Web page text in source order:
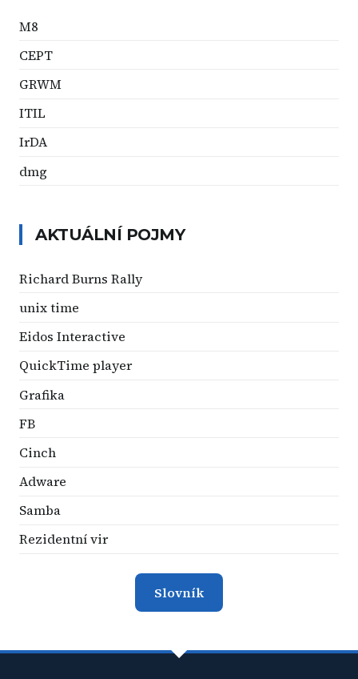
M8
CEPT
GRWM
ITIL
IrDA
dmg
AKTUÁLNÍ POJMY
Richard Burns Rally
unix time
Eidos Interactive
QuickTime player
Grafika
FB
Cinch
Adware
Samba
Rezidentní vir
Slovník